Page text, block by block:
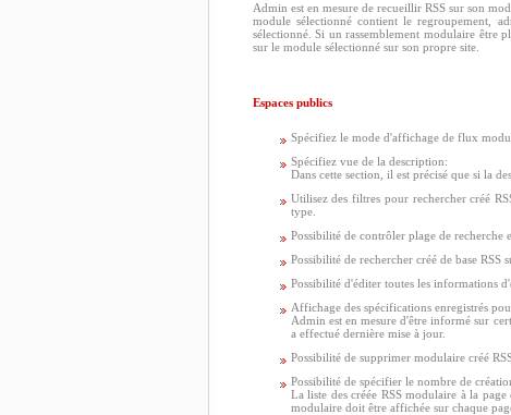
Admin est en mesure de recueillir RSS sur son
module sélectionné contient le regroupement,
sélectionné. Si un rassemblement modulaire être
sur le module sélectionné sur son propre site.
Espaces publics
Spécifiez le mode d'affichage de flux
Spécifiez vue de la description:
Dans cette section, il est précisé que si la
Utilisez des filtres pour rechercher créé
type.
Possibilité de contrôler plage de recherche
Possibilité de rechercher créé de base RSS
Possibilité d'éditer toutes les informations
Affichage des spécifications enregistrés
Admin est en mesure d'être informé sur
a effectué dernière mise à jour.
Possibilité de supprimer modulaire créé
Possibilité de spécifier le nombre de
La liste des créée RSS modulaire à la
modulaire doit être affichée sur chaque